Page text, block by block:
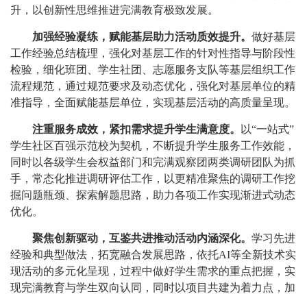
升，以创新性思维推进完满教育极致发展。
加强经验凝练，赋能基层助力活动质效提升。 做好基层
工作经验总结梳理，强化对基层工作的针对性指导与阶段性
检验，细化班团、学生社团、志愿服务支队等基层组织工作
流程规范，通过规范要求及动态优化，强化对基层单位的精
准指导，全面赋能基层单位，实现基层活动的高质量呈现。
注重服务成效，紧扣需求提升学生满意度。
以“一站式”
学生社区百强示范校为契机，不断提升学生服务工作效能，
同时以各级学生会权益部门和完满观察团两类调研团队为抓
手，常态化推进调研评估工作，以更精准聚焦的调研工作挖
掘问题瓶颈、探索解题思路，助力各项工作实现渐进式动态
优化。
聚焦创新驱动，互鉴共进推动活动内涵深化。 学习先进
经验和典型做法，拓宽融合发展思路，依托AI等全新技术实
现活动的多元化呈现，过程中做好学生需求的重点把握，实
现完满教育与学生双向认同，同时以项目共建为着力点，加